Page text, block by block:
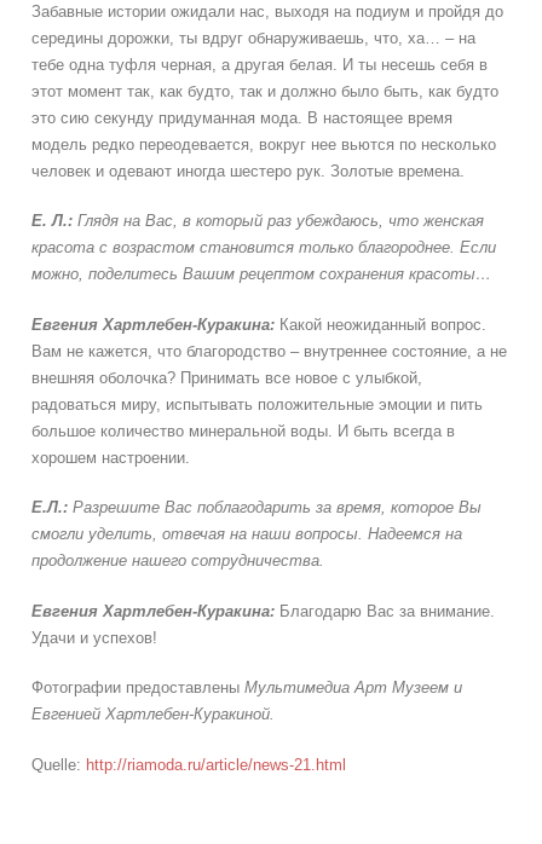
Забавные истории ожидали нас, выходя на подиум и пройдя до
середины дорожки, ты вдруг обнаруживаешь, что, ха… – на
тебе одна туфля черная, а другая белая. И ты несешь себя в
этот момент так, как будто, так и должно было быть, как будто
это сию секунду придуманная мода. В настоящее время
модель редко переодевается, вокруг нее вьются по несколько
человек и одевают иногда шестеро рук. Золотые времена.
Е. Л.: Глядя на Вас, в который раз убеждаюсь, что женская
красота с возрастом становится только благороднее. Если
можно, поделитесь Вашим рецептом сохранения красоты…
Евгения Хартлебен-Куракина: Какой неожиданный вопрос.
Вам не кажется, что благородство – внутреннее состояние, а не
внешняя оболочка? Принимать все новое с улыбкой,
радоваться миру, испытывать положительные эмоции и пить
большое количество минеральной воды. И быть всегда в
хорошем настроении.
Е.Л.: Разрешите Вас поблагодарить за время, которое Вы
смогли уделить, отвечая на наши вопросы. Надеемся на
продолжение нашего сотрудничества.
Евгения Хартлебен-Куракина: Благодарю Вас за внимание.
Удачи и успехов!
Фотографии предоставлены Мультимедиа Арт Музеем и
Евгенией Хартлебен-Куракиной.
Quelle: http://riamoda.ru/article/news-21.html